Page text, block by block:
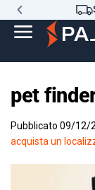
pet
Pubblicato 09/12/
acquista un